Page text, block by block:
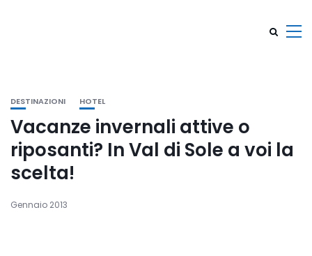
DESTINAZIONI HOTEL
Vacanze invernali attive o
riposanti? In Val di Sole a voi la
scelta!
Gennaio 2013